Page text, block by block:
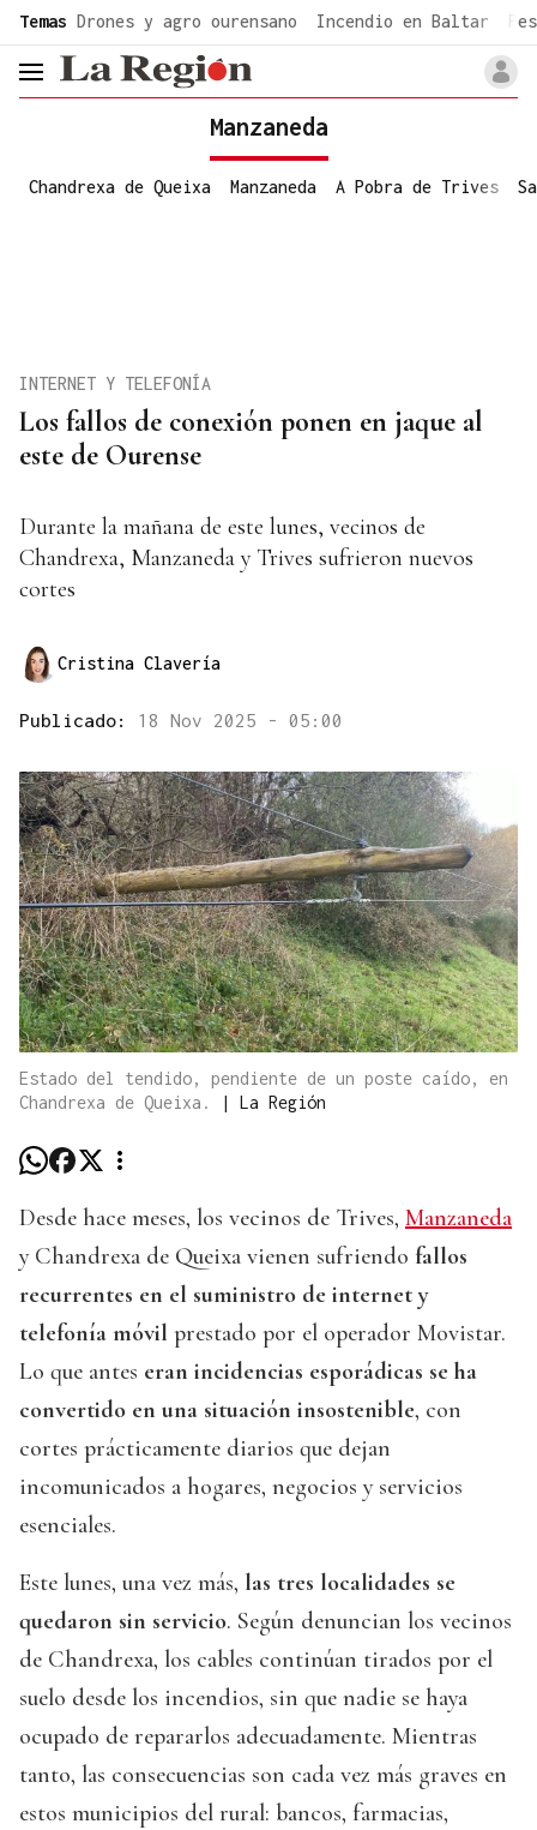
Temas Drones y agro ourensano Incendio en Baltar
header.menu.open
Manzaneda
Chandrexa de Queixa Manzaneda A Pobra de Trives
Los fallos de conexión ponen en jaque al
este de Ourense
INTERNET Y TELEFONÍA
Durante la mañana de este lunes, vecinos de
Chandrexa, Manzaneda y Trives sufrieron nuevos
cortes
Cristina Clavería
Publicado: 18 Nov 2025 - 05:00
Estado del tendido, pendiente de un poste caído, en
Chandrexa de Queixa.
| La Región
Desde hace meses, los vecinos de Trives, Manzaneda
y Chandrexa de Queixa vienen sufriendo fallos
recurrentes en el suministro de internet y
telefonía móvil prestado por el operador Movistar.
Lo que antes eran incidencias esporádicas se ha
convertido en una situación insostenible, con
cortes prácticamente diarios que dejan
incomunicados a hogares, negocios y servicios
esenciales.
Este lunes, una vez más, las tres localidades se
quedaron sin servicio. Según denuncian los vecinos
de Chandrexa, los cables continúan tirados por el
suelo desde los incendios, sin que nadie se haya
ocupado de repararlos adecuadamente. Mientras
tanto, las consecuencias son cada vez más graves en
estos municipios del rural: bancos, farmacias,